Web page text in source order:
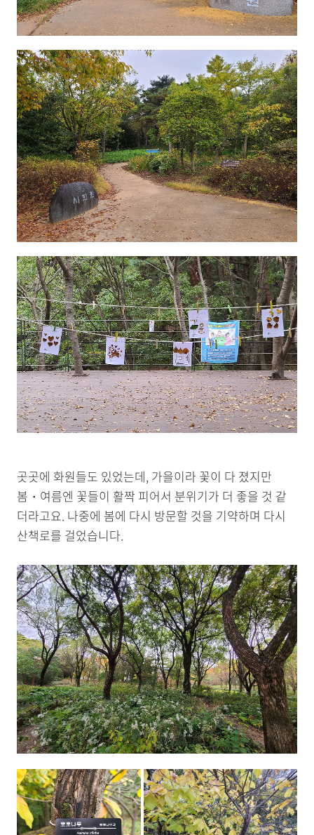
곳곳에 화원들도 있었는데, 가을이라 꽃이 다 졌지만
봄・여름엔 꽃들이 활짝 피어서 분위기가 더 좋을 것 같
더라고요. 나중에 봄에 다시 방문할 것을 기약하며 다시
산책로를 걸었습니다.